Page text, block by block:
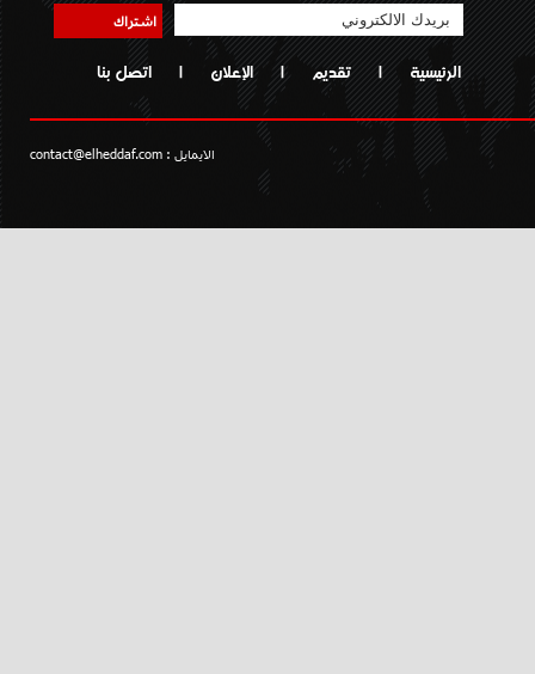
اشتراك
الرئيسية | تقديم | الإعلان | اتصل بنا
الايمايل : contact@elheddaf.com